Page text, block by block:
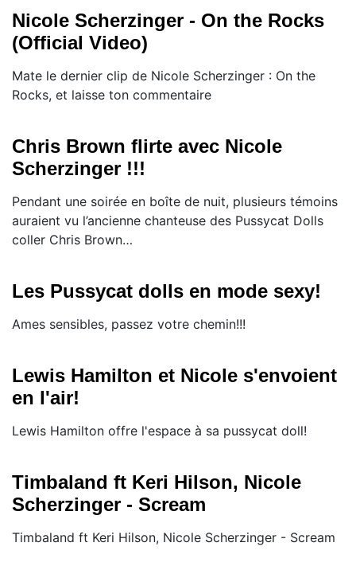
Nicole Scherzinger - On the Rocks
(Official Video)
Mate le dernier clip de Nicole Scherzinger : On the
Rocks, et laisse ton commentaire
Chris Brown flirte avec Nicole
Scherzinger !!!
Pendant une soirée en boîte de nuit, plusieurs témoins
auraient vu l’ancienne chanteuse des Pussycat Dolls
coller Chris Brown…
Les Pussycat dolls en mode sexy!
Ames sensibles, passez votre chemin!!!
Lewis Hamilton et Nicole s'envoient
en l'air!
Lewis Hamilton offre l'espace à sa pussycat doll!
Timbaland ft Keri Hilson, Nicole
Scherzinger - Scream
Timbaland ft Keri Hilson, Nicole Scherzinger - Scream